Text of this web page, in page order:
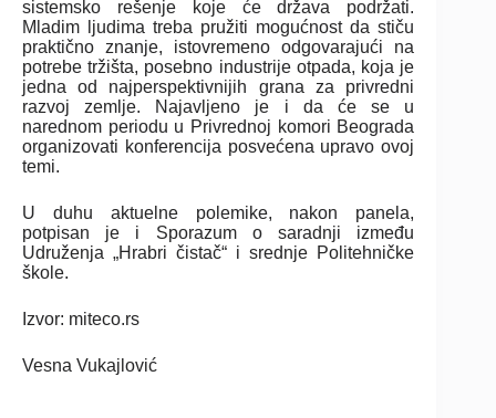
sistemsko rešenje koje će država podržati.
Mladim ljudima treba pružiti mogućnost da stiču
praktično znanje, istovremeno odgovarajući na
potrebe tržišta, posebno industrije otpada, koja je
jedna od najperspektivnijih grana za privredni
razvoj zemlje. Najavljeno je i da će se u
narednom periodu u Privrednoj komori Beograda
organizovati konferencija posvećena upravo ovoj
temi.
U duhu aktuelne polemike, nakon panela,
potpisan je i Sporazum o saradnji između
Udruženja „Hrabri čistač“ i srednje Politehničke
škole.
Izvor: miteco.rs
Vesna Vukajlović